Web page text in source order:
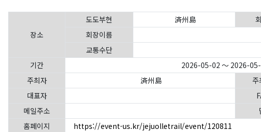
장소
도도부현 済州島
회장이름
교통수단
기간
2026-05-02 ～ 2026-
주최자
済州島
주
대표자
메일주소
홈페이지
https://event-us.kr/jejuolletrail/event/120811